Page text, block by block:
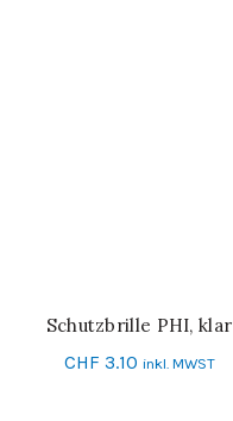
IN DEN WARENKORB
Schutzbrille PHI, klar
CHF 3.10 inkl. MWST